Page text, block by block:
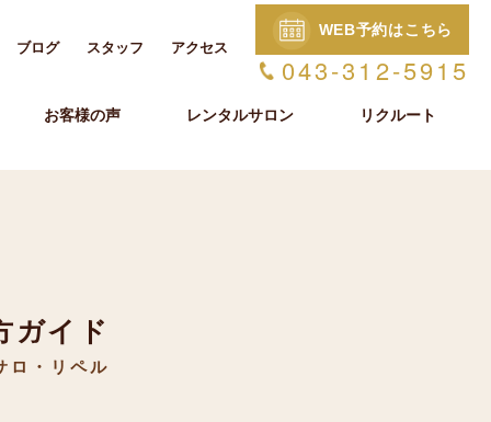
ブログ スタッフ アクセス
WEB予約はこちら
043-312-5915
お客様の声 レンタルサロン リクルート
ガイド
ロ・リペル